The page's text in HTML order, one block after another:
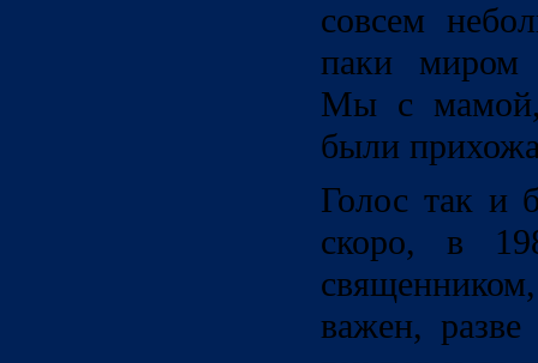
совсем
паки миром
Мы с
были
Голос так и
скоро, в
важен,